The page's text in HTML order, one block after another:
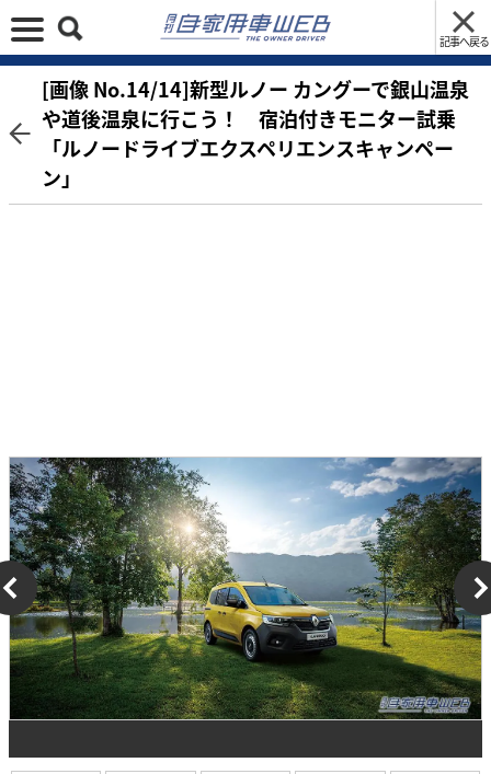
記事へ戻る
[画像 No.14/14]新型ルノー カングーで銀山温泉
や道後温泉に行こう！ 宿泊付きモニター試乗
「ルノードライブエクスペリエンスキャンペー
ン」